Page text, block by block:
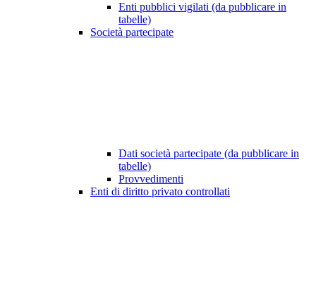
Enti pubblici vigilati (da pubblicare in
tabelle)
Società partecipate
Dati società partecipate (da pubblicare in
tabelle)
Provvedimenti
Enti di diritto privato controllati